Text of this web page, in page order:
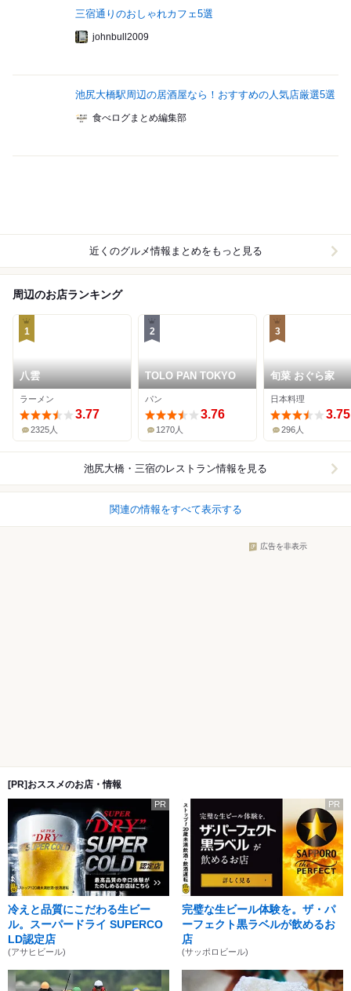
三宿通りのおしゃれカフェ5選
johnbull2009
池尻大橋駅周辺の居酒屋なら！おすすめの人気店厳選5選
食べログまとめ編集部
近くのグルメ情報まとめをもっと見る
周辺のお店ランキング
1
八雲
ラーメン
3.77
2325人
2
TOLO PAN TOKYO
パン
3.76
1270人
3
旬菜 おぐら家
日本料理
3.75
296人
池尻大橋・三宿のレストラン情報を見る
関連の情報をすべて表示する
広告を非表示
[PR]おススメのお店・情報
PR
冷えと品質にこだわる生ビー
ル。スーパードライ SUPERCO
LD認定店
(アサヒビール)
PR
完璧な生ビール体験を。ザ・パ
ーフェクト黒ラベルが飲めるお
店
(サッポロビール)